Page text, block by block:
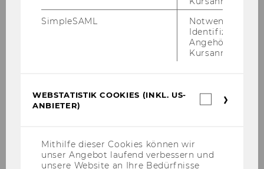
Library & Learning Center (LC) | Ebene +2
SimpleSAML
Notwendig zur
Identifizierung
Angehörige/r für
Kursanmeldung.
WEBSTATISTIK COOKIES (INKL. US-
ANBIETER)
Mithilfe dieser Cookies können wir
unser Angebot laufend verbessern und
unsere Website an Ihre Bedürfnisse